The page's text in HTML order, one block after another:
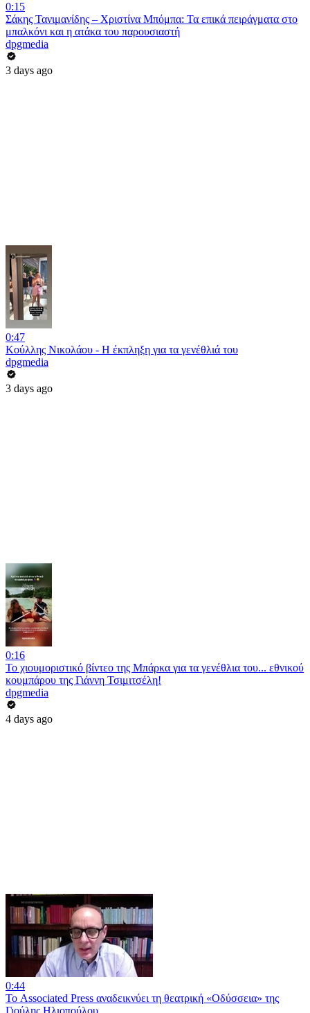
0:15
Σάκης Τανιμανίδης – Χριστίνα Μπόμπα: Τα επικά πειράγματα στο
μπαλκόνι και η ατάκα του παρουσιαστή
dpgmedia
3 days ago
0:47
Κούλλης Νικολάου - Η έκπληξη για τα γενέθλιά του
dpgmedia
3 days ago
0:16
Το χιουμοριστικό βίντεο της Μπάρκα για τα γενέθλια του... εθνικού
κουμπάρου της Γιάννη Τσιμιτσέλη!
dpgmedia
4 days ago
0:44
Το Associated Press αναδεικνύει τη θεατρική «Οδύσσεια» της